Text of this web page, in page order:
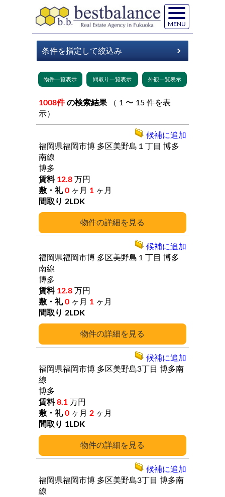
MENU
1008件 の検索結果
示）
詳細
福岡県福岡市博 多区美野島１丁目 博多
南線
博多
12.8 万円
0 ヶ月 1 ヶ月
2LDK
候補に追加
詳細
福岡県福岡市博 多区美野島１丁目 博多
南線
博多
12.8 万円
0 ヶ月 1 ヶ月
2LDK
候補に追加
詳細
福岡県福岡市博 多区美野島3丁目 博多南
線
博多
8.1 万円
0 ヶ月 2 ヶ月
1LDK
候補に追加
福岡県福岡市博 多区美野島3丁目 博多南
線
候補に追加